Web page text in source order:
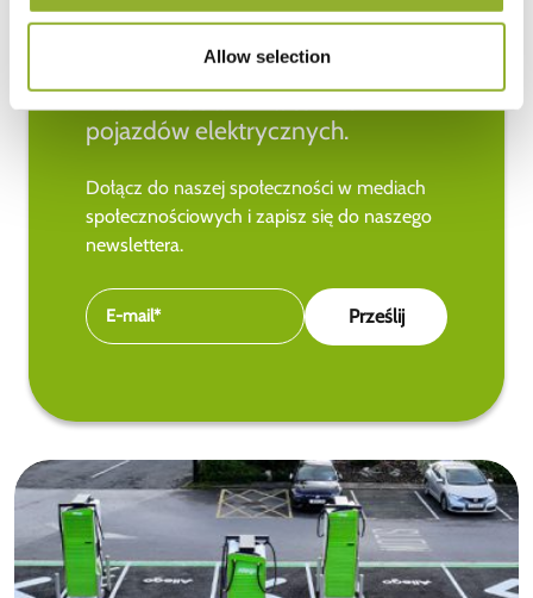
Allow selection
Bądź na bieżąco z najnowszymi
wiadomościami na temat
pojazdów elektrycznych.
Dołącz do naszej społeczności w mediach
społecznościowych i zapisz się do naszego
newslettera.